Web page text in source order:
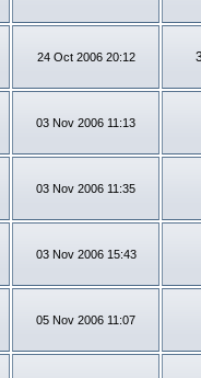
24 Oct 2006 20:12
03 Nov 2006 11:13
03 Nov 2006 11:35
03 Nov 2006 15:43
05 Nov 2006 11:07